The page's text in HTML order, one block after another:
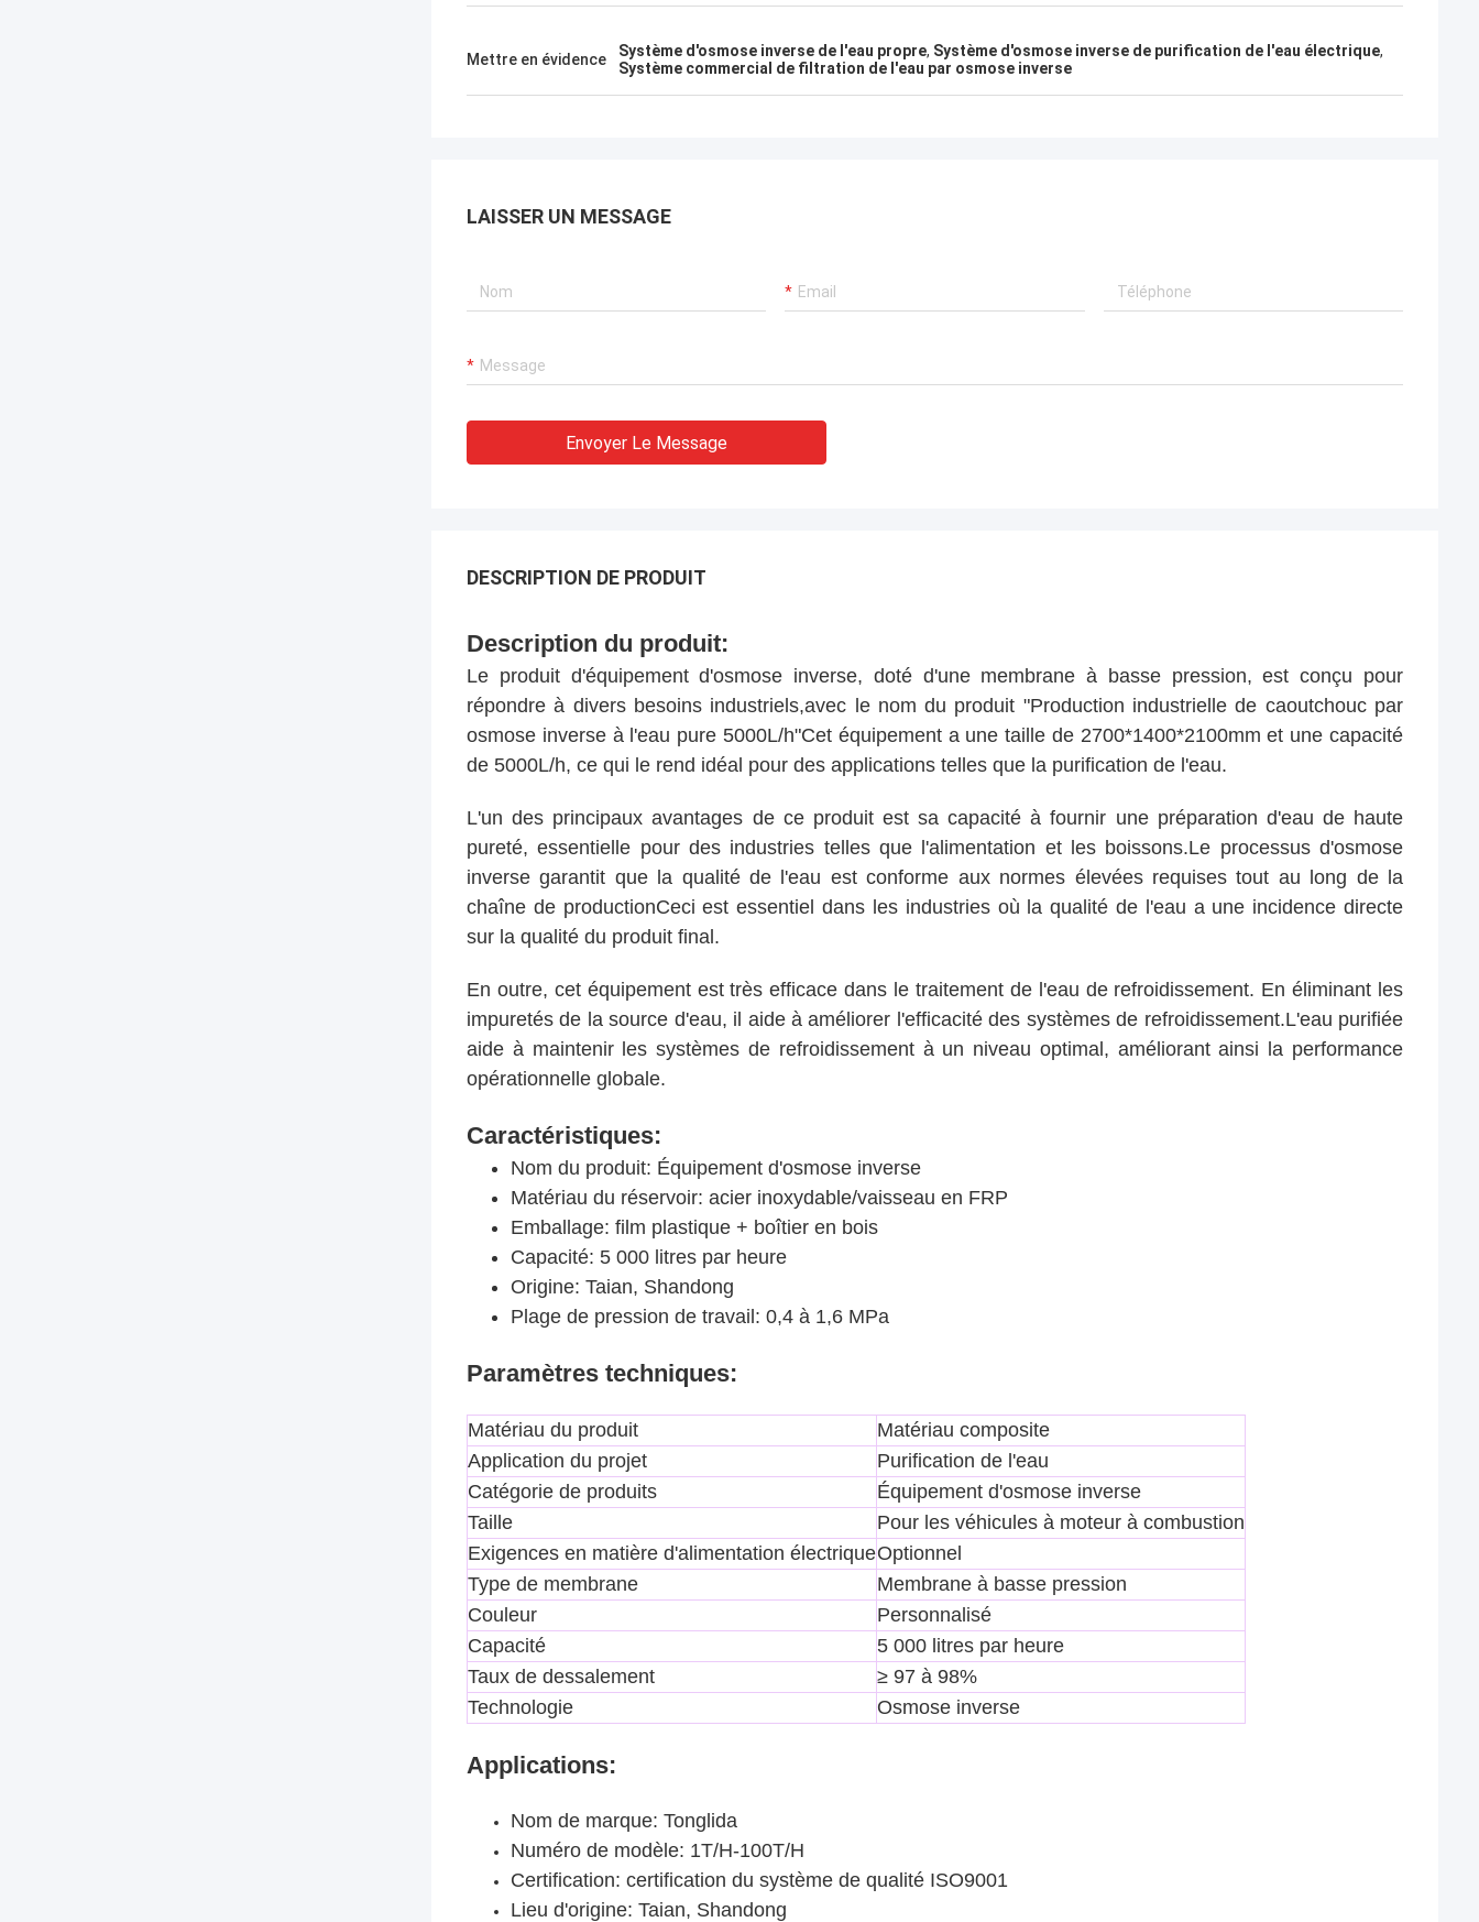
Mettre en évidence Système d'osmose inverse de l'eau propre, Système d'osmose inverse de purification de l'eau électrique,
Système commercial de filtration de l'eau par osmose inverse
LAISSER UN MESSAGE
Envoyer Le Message
DESCRIPTION DE PRODUIT
Description du produit:
Le produit d'équipement d'osmose inverse, doté d'une membrane à basse pression, est conçu pour
répondre à divers besoins industriels,avec le nom du produit "Production industrielle de caoutchouc par
osmose inverse à l'eau pure 5000L/h"Cet équipement a une taille de 2700*1400*2100mm et une capacité
de 5000L/h, ce qui le rend idéal pour des applications telles que la purification de l'eau.
L'un des principaux avantages de ce produit est sa capacité à fournir une préparation d'eau de haute
pureté, essentielle pour des industries telles que l'alimentation et les boissons.Le processus d'osmose
inverse garantit que la qualité de l'eau est conforme aux normes élevées requises tout au long de la
chaîne de productionCeci est essentiel dans les industries où la qualité de l'eau a une incidence directe
sur la qualité du produit final.
En outre, cet équipement est très efficace dans le traitement de l'eau de refroidissement. En éliminant les
impuretés de la source d'eau, il aide à améliorer l'efficacité des systèmes de refroidissement.L'eau purifiée
aide à maintenir les systèmes de refroidissement à un niveau optimal, améliorant ainsi la performance
opérationnelle globale.
Caractéristiques:
Nom du produit: Équipement d'osmose inverse
Matériau du réservoir: acier inoxydable/vaisseau en FRP
Emballage: film plastique + boîtier en bois
Capacité: 5 000 litres par heure
Origine: Taian, Shandong
Plage de pression de travail: 0,4 à 1,6 MPa
Paramètres techniques:
Matériau du produit
Matériau composite
Application du projet
Purification de l'eau
Catégorie de produits
Équipement d'osmose inverse
Taille
Pour les véhicules à moteur à combustion
Exigences en matière d'alimentation électriqueOptionnel
Type de membrane
Membrane à basse pression
Couleur
Personnalisé
Capacité
5 000 litres par heure
Taux de dessalement
≥ 97 à 98%
Technologie
Osmose inverse
Applications:
Nom de marque: Tonglida
Numéro de modèle: 1T/H-100T/H
Certification: certification du système de qualité ISO9001
Lieu d'origine: Taian, Shandong